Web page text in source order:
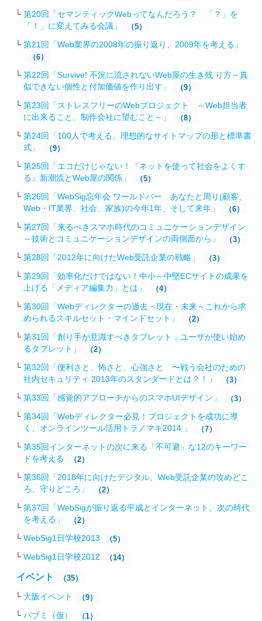
第20回「セマンティックWebってなんだろう？ 「？」を
「！」に変えてみる会議」
（5）
第21回「Web業界の2008年の振り返り、2009年を考える」
（6）
第22回「Survive! 不況に流されないWeb屋の生き残 り方～真
似できない個性と付加価値を作り出す」
（9）
第23回「ストレスフリーのWebプロジェクト ～Web担当者
に出来ること、制作会社に望むこと～」
（8）
第24回「100人で考える、理想的なサイトマップの形と標準書
式」
（9）
第25回「エコだけじゃない！『ネットを使って社会をよくす
る』新潮流とWeb屋の関係」
（5）
第26回「WebSig忘年会 ワールドバー あなたと周り(顧客、
Web・IT業界、社会、家族)の今年1年、そして来年」
（6）
第27回「来るべきスマホ時代のコミュニケーションデザイン
～技術とコミュニケーションデザインの両側面から」
（3）
第28回「2012年に向けたWeb受託企業の戦略 」 （3）
第29回「効率化だけではない！中小～中堅ECサイトの成果を
上げる「メディア編集力」とは」
（4）
第30回「Webディレクターの過去・現在・未来～これから求
められるスキルセット・マインドセット」
（2）
第31回「創り手が意識すべきタブレット，ユーザが使い始め
るタブレット」
（2）
第32回「便利さと、怖さと、心強さと 〜戦う会社のための
社内セキュリティ 2013年のスタンダードとは？！」
（3）
第33回「感覚的アプローチからのスマホUIデザイン」 （3）
第34回「Webディレクター必見！プロジェクトを成功に導
く、オンラインツール活用トラノマキ2014 」
（7）
第35回インターネットの次に来る「不可避」な12のキーワー
ドを考える
（2）
第36回「2018年に向けたデジタル、Web受託企業の攻めどこ
ろ、守りどころ」
（2）
第37回「WebSigが振り返る平成とインターネット。次の時代
を考える」
（2）
WebSig1日学校2013 （5）
WebSig1日学校2012 （14）
イベント （35）
大阪イベント （9）
パブミ（仮） （1）